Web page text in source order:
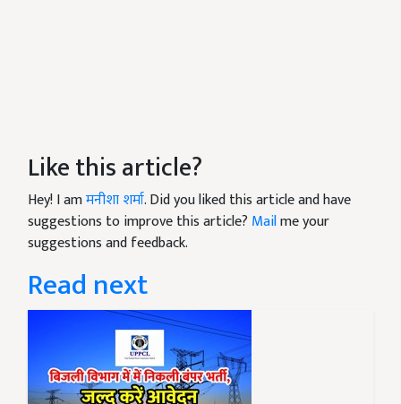
Like this article?
Hey! I amमनीशा शर्मा. Did you liked this article and have
suggestions to improve this article? Mailme your
suggestions and feedback.
Read next